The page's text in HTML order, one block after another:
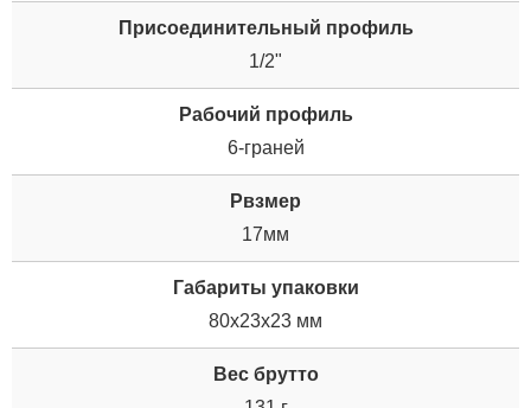
Пpиcoeдинитeльный пpoфиль
1/2"
Рабочий профиль
6-граней
Рвзмер
17мм
Габариты упаковки
80x23x23 мм
Вес брутто